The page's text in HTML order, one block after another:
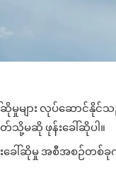
ဆိုမှုများ လုပ်ဆောင်နိုင်
သို့မဆို ဖုန်းခေါ်ဆိုပါ။
းခေါ်ဆိုမှု အစီအစဉ်တစ်